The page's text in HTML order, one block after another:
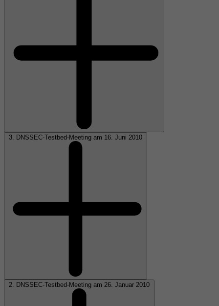
3. DNSSEC-Testbed-Meeting am 16. Juni 2010
2. DNSSEC-Testbed-Meeting am 26. Januar 2010